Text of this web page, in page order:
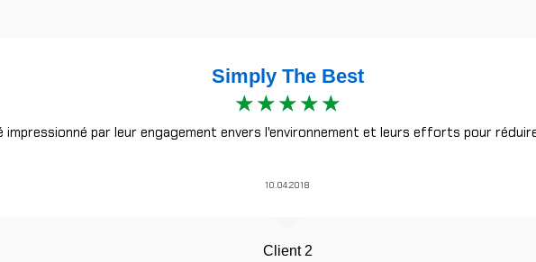
Client 2
Simply The Best
☆☆☆☆☆
impressionné par leur engagement envers l'environnement et leurs efforts pour
10.04.2018